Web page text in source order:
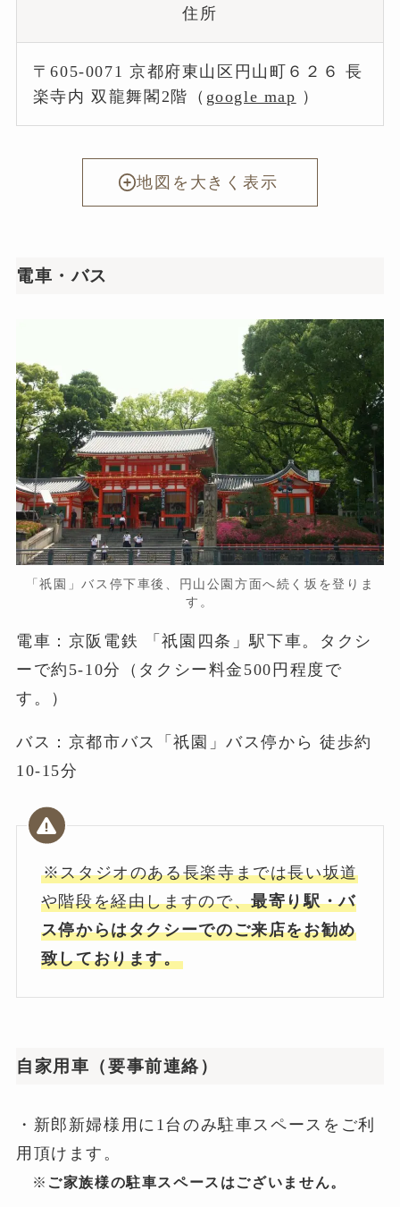
住所
〒605-0071 京都府東山区円山町６２６ 長
楽寺内 双龍舞閣2階（ google map ）
地図を大きく表示
電車・バス
「祇園」バス停下車後、円山公園方面へ続く坂を登りま
す。
電車：京阪電鉄 「祇園四条」駅下車。タクシ
ーで約5-10分（タクシー料金500円程度で
す。）
バス：京都市バス「祇園」バス停から 徒歩約
10-15分
※スタジオのある長楽寺までは長い坂道
や階段を経由しますので、最寄り駅・バ
ス停からはタクシーでのご来店をお勧め
致しております。
自家用車（要事前連絡）
・新郎新婦様用に1台のみ駐車スペースをご利
用頂けます。
※ ご家族様の駐車スペースはございません。